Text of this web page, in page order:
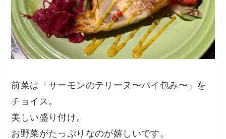
前菜は「サーモンのテリーヌ〜パイ包み〜」を
チョイス。
美しい盛り付け。
お野菜がたっぷりなのが嬉しいです。